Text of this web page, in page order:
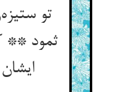
تو
ثمود **